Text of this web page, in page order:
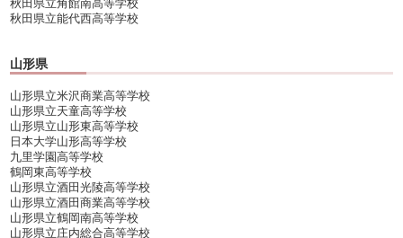
秋田県立角館南高等学校
秋田県立能代西高等学校
山形県
山形県立米沢商業高等学校
山形県立天童高等学校
山形県立山形東高等学校
日本大学山形高等学校
九里学園高等学校
鶴岡東高等学校
山形県立酒田光陵高等学校
山形県立酒田商業高等学校
山形県立鶴岡南高等学校
山形県立庄内総合高等学校